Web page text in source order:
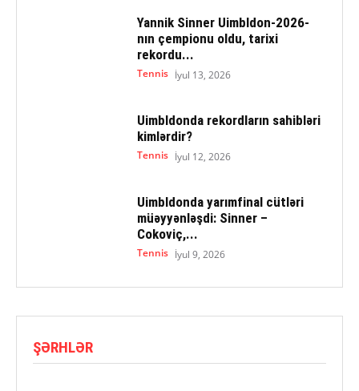
Yannik Sinner Uimbldon-2026-
nın çempionu oldu, tarixi
rekordu...
Tennis İyul 13, 2026
Uimbldonda rekordların sahibləri
kimlərdir?
Tennis İyul 12, 2026
Uimbldonda yarımfinal cütləri
müəyyənləşdi: Sinner –
Cokoviç,...
Tennis İyul 9, 2026
ŞƏRHLƏR